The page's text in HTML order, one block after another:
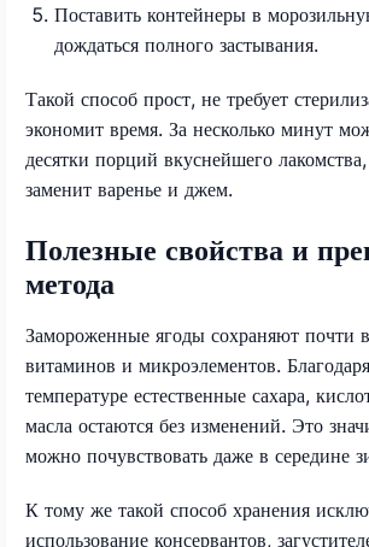
Поставить контейнеры в
дождаться полного застывания.
Такой способ прост, не требует
экономит время. За несколько минут
десятки порций вкуснейшего
заменит варенье и джем.
Полезные свойства и
метода
Замороженные ягоды сохраняют почти
витаминов и микроэлементов.
температуре естественные сахара,
масла остаются без изменений. Это
можно почувствовать даже в середине
К тому же такой способ хранения
использование консервантов,